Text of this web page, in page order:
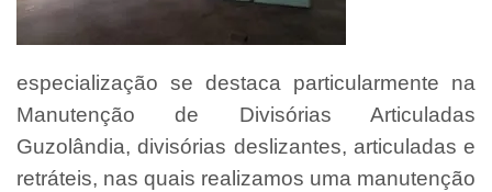
especialização se destaca particularmente na
Manutenção de Divisórias Articuladas
Guzolândia, divisórias deslizantes, articuladas e
retráteis, nas quais realizamos uma manutenção